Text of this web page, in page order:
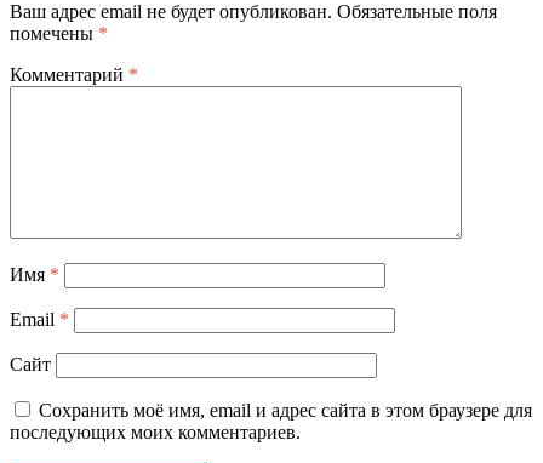
Ваш адрес email не будет опубликован. Обязательные поля
помечены *
Комментарий *
Имя *
Email *
Сайт
Сохранить моё имя, email и адрес сайта в этом браузере для
последующих моих комментариев.